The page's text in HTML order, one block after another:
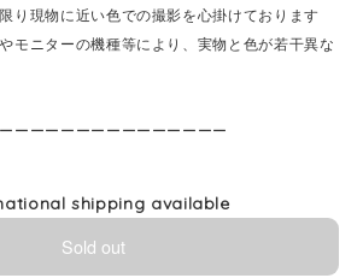
り現物に近い色での撮影を心掛けております
モニターの機種等により、実物と色が若干異な
ーーーーーーーーーーーーーー
shipping available
Sold out